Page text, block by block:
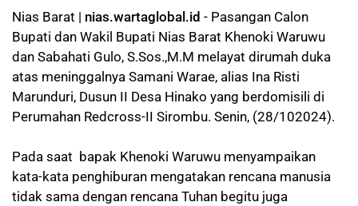
Nias Barat | nias.wartaglobal.id - Pasangan Calon
Bupati dan Wakil Bupati Nias Barat Khenoki Waruwu
dan Sabahati Gulo, S.Sos.,M.M melayat dirumah duka
atas meninggalnya Samani Warae, alias Ina Risti
Marunduri, Dusun II Desa Hinako yang berdomisili di
Perumahan Redcross-II Sirombu. Senin, (28/102024).
Pada saat bapak Khenoki Waruwu menyampaikan
kata-kata penghiburan mengatakan rencana manusia
tidak sama dengan rencana Tuhan begitu juga